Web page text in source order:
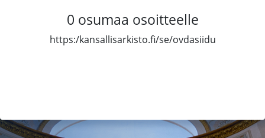
0 osumaa osoitteelle
https:/kansallisarkisto.fi/se/ovdasiidu